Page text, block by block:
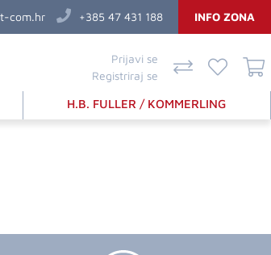
com.hr +385 47 431 188 INFO ZONA
Prijavi se
Registriraj se
H.B. FULLER / KOMMERLING